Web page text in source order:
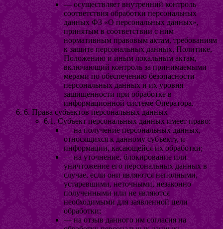
— осуществляет внутренний контроль
соответствия обработки персональных
данных ФЗ «О персональных данных»,
принятым в соответствии с ним
нормативным правовым актам, требованиям
к защите персональных данных, Политике,
Положению и иным локальным актам,
включающий контроль за принимаемыми
мерами по обеспечению безопасности
персональных данных и их уровня
защищенности при обработке в
информационной системе Оператора.
6. Права субъектов персональных данных
6.1. Субъект персональных данных имеет право:
— на получение персональных данных,
относящихся к данному субъекту, и
информации, касающейся их обработки;
— на уточнение, блокирование или
уничтожение его персональных данных в
случае, если они являются неполными,
устаревшими, неточными, незаконно
полученными или не являются
необходимыми для заявленной цели
обработки;
— на отзыв данного им согласия на